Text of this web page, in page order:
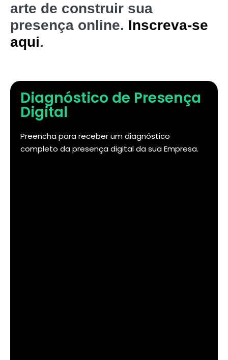
arte de construir sua
presença online. Inscreva-se
aqui.
Diagnóstico de Presença
Digital
Preencha para receber um diagnóstico
completo da presença digital da sua Empresa.